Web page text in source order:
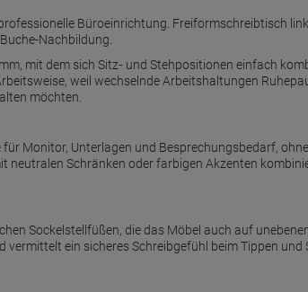
Büroeinrichtung. Freiformschreibtisch
Nachbildung.
mit dem sich Sitz‑ und Stehpositionen einfach
weil wechselnde Arbeitshaltungen
möchten.
Monitor, Unterlagen und Besprechungsbedarf,
Schränken oder farbigen Akzenten
Sockelstellfüßen, die das Möbel auch auf
ein sicheres Schreibgefühl beim Tippen